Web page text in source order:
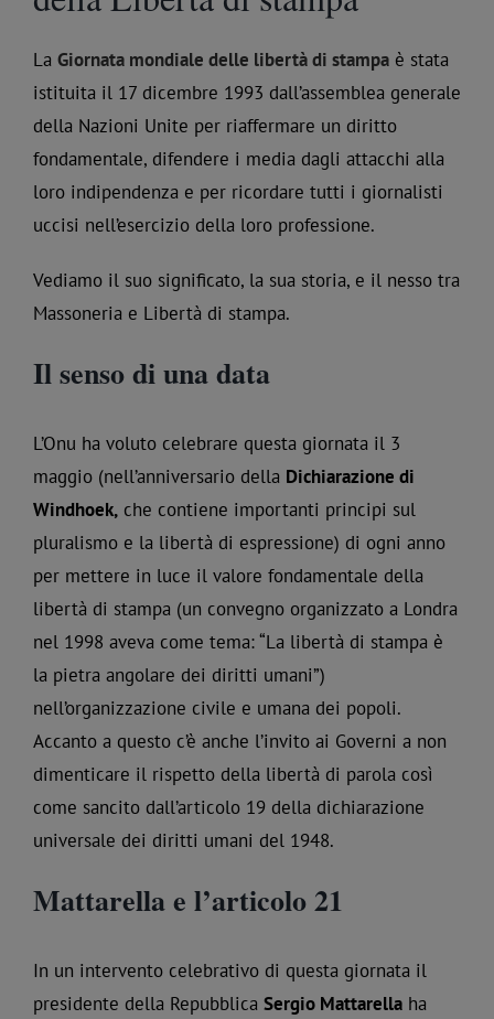
La Giornata mondiale delle libertà di stampa è stata
istituita il 17 dicembre 1993 dall’assemblea generale
della Nazioni Unite per riaffermare un diritto
fondamentale, difendere i media dagli attacchi alla
loro indipendenza e per ricordare tutti i giornalisti
uccisi nell’esercizio della loro professione.
Vediamo il suo significato, la sua storia, e il nesso tra
Massoneria e Libertà di stampa.
Il senso di una data
L’Onu ha voluto celebrare questa giornata il 3
maggio (nell’anniversario della Dichiarazione di
Windhoek, che contiene importanti principi sul
pluralismo e la libertà di espressione) di ogni anno
per mettere in luce il valore fondamentale della
libertà di stampa (un convegno organizzato a Londra
nel 1998 aveva come tema: “La libertà di stampa è
la pietra angolare dei diritti umani”)
nell’organizzazione civile e umana dei popoli.
Accanto a questo c’è anche l’invito ai Governi a non
dimenticare il rispetto della libertà di parola così
come sancito dall’articolo 19 della dichiarazione
universale dei diritti umani del 1948.
Mattarella e l’articolo 21
In un intervento celebrativo di questa giornata il
presidente della Repubblica Sergio Mattarella ha